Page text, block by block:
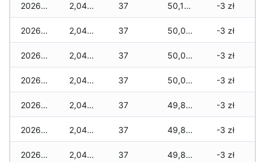
2026-04-24 2,042 zł 37 50,131 zł -3 zł
2026-04-23 2,042 zł 37 50,096 zł -3 zł
2026-04-22 2,042 zł 37 50,096 zł -3 zł
2026-04-21 2,042 zł 37 50,002 zł -3 zł
2026-04-20 2,042 zł 37 49,868 zł -3 zł
2026-04-19 2,042 zł 37 49,833 zł -3 zł
2026-04-18 2,042 zł 37 49,833 zł -3 zł